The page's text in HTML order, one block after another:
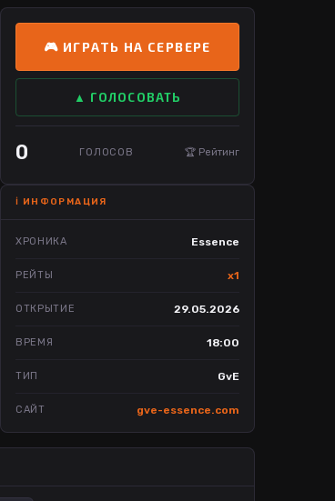
🎮 ИГРАТЬ НА СЕРВЕРЕ
▲ ГОЛОСОВАТЬ
0 ГОЛОСОВ 🏆 Рейтинг
ℹ️ ИНФОРМАЦИЯ
ХРОНИКА Essence
РЕЙТЫ x1
ОТКРЫТИЕ 29.05.2026
ВРЕМЯ 18:00
ТИП GvE
САЙТ gve-essence.com